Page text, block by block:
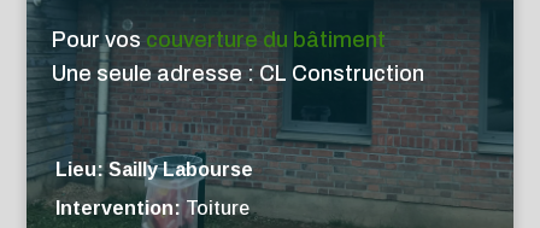
Pour vos couverture du bâtiment
Une seule adresse : CL Construction
Lieu: Sailly Labourse
Intervention:Toiture